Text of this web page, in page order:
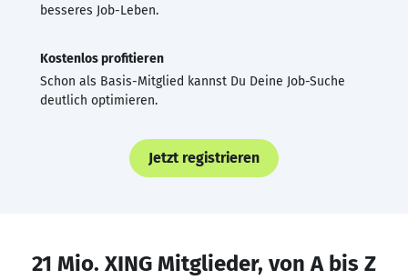
besseres Job-Leben.
Kostenlos profitieren
Schon als Basis-Mitglied kannst Du Deine Job-Suche
deutlich optimieren.
Jetzt registrieren
21 Mio. XING Mitglieder, von A bis Z